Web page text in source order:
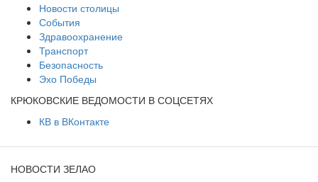
Новости столицы
События
Здравоохранение
Транспорт
Безопасность
Эхо Победы
КРЮКОВСКИЕ ВЕДОМОСТИ В СОЦСЕТЯХ
КВ в ВКонтакте
НОВОСТИ ЗЕЛАО